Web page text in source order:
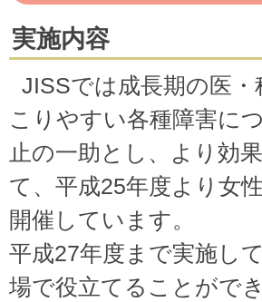
実施内容
JISSでは成長期の医
こりやすい各種障害に
止の一助とし、より効
て、平成25年度より女
開催しています。
平成27年度まで実施し
場で役立てることがで